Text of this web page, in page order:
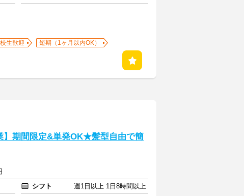
生歓迎
短期（1ヶ月以内OK）
】期間限定&単発OK★髪型自由で簡
シフト 週1日以上 1日8時間以上